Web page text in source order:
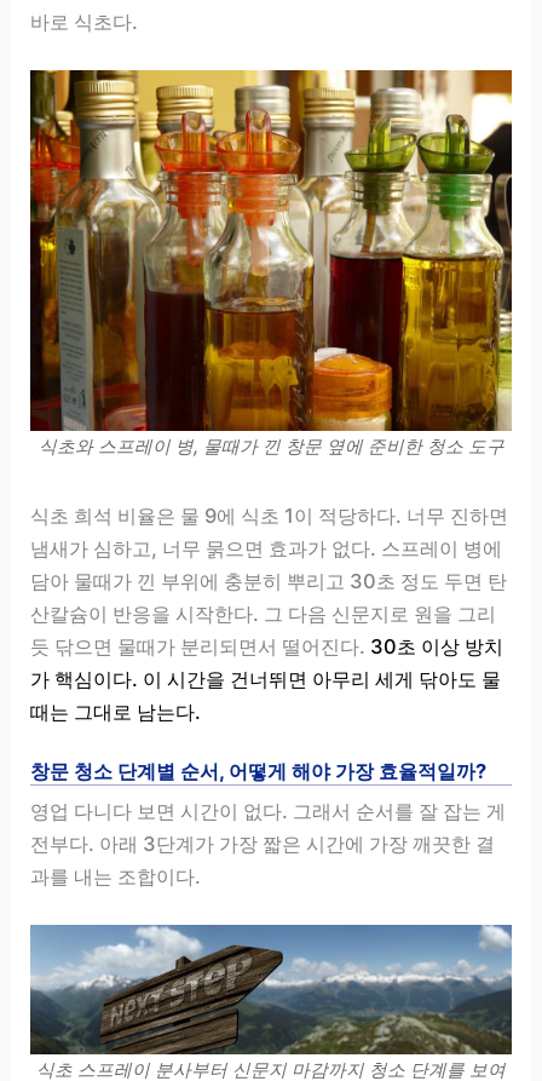
바로 식초다.
식초와 스프레이 병, 물때가 낀 창문 옆에 준비한 청소 도구
식초 희석 비율은 물 9에 식초 1이 적당하다. 너무 진하면
냄새가 심하고, 너무 묽으면 효과가 없다. 스프레이 병에
담아 물때가 낀 부위에 충분히 뿌리고 30초 정도 두면 탄
산칼슘이 반응을 시작한다. 그 다음 신문지로 원을 그리
듯 닦으면 물때가 분리되면서 떨어진다. 30초 이상 방치
가 핵심이다. 이 시간을 건너뛰면 아무리 세게 닦아도 물
때는 그대로 남는다.
창문 청소 단계별 순서, 어떻게 해야 가장 효율적일까?
영업 다니다 보면 시간이 없다. 그래서 순서를 잘 잡는 게
전부다. 아래 3단계가 가장 짧은 시간에 가장 깨끗한 결
과를 내는 조합이다.
식초 스프레이 분사부터 신문지 마감까지 청소 단계를 보여